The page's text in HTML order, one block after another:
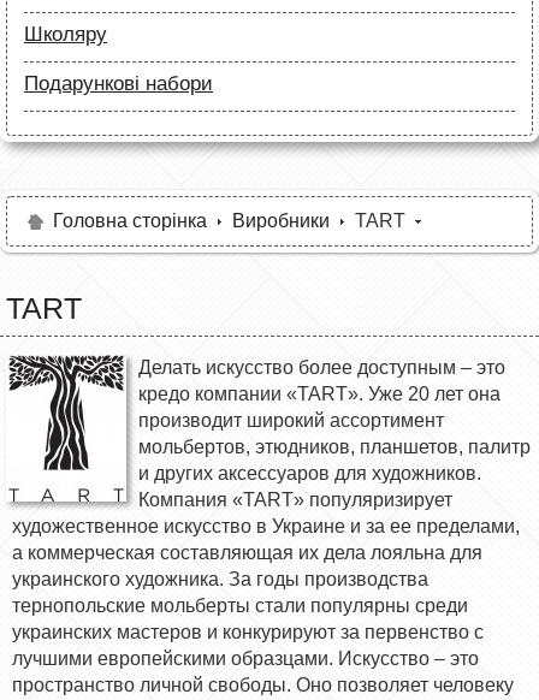
Лайнери (рапідографи)
Аксесуари для дизайнерів
Олівці
Полотна та папір
Пензлі й мастихіни
Рапідографи і лайнери
Папір
Лайнери
Маркери
Олівці
Все для креслення
Школяру
Папір
Маркери
Все для креслення
Все для творчості
Олівці та фломастери
Аксесуари для школярів
Подарункові набори
Олівці
Фарби та пензлі
Різне
Головна сторінка Виробники TART
TART
Делать искусство более доступным – это
кредо компании «TART». Уже 20 лет она
производит широкий ассортимент
мольбертов, этюдников, планшетов, палитр
и других аксессуаров для художников.
Компания «TART» популяризирует
художественное искусство в Украине и за ее пределами,
а коммерческая составляющая их дела лояльна для
украинского художника. За годы производства
тернопольские мольберты стали популярны среди
украинских мастеров и конкурируют за первенство с
лучшими европейскими образцами. Искусство – это
пространство личной свободы. Оно позволяет человеку